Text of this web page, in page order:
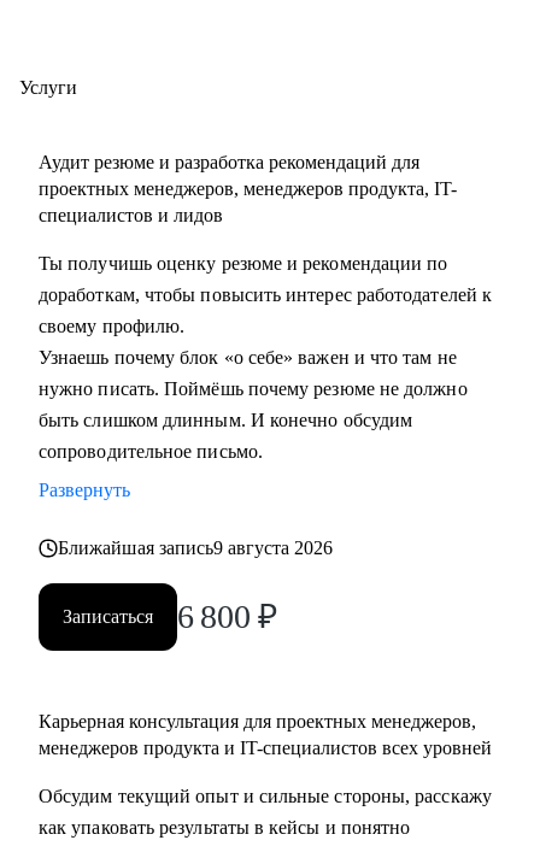
• Составить эффективное резюме
её достижения
• Разобрать любой продуктовый, управленческий или
• Дам рекомендации по управлению командой и её
развитию
Кому могу помочь:
• Начинающим и опытным управленцам
• Тем, кто хочет начать карьеру в IT в любом направлении
• Менеджерам продуктов, разработчикам, тестировщикам,
проектным менеджерам
карьеры
Услуги
Аудит резюме и разработка рекомендаций для
проектных менеджеров, менеджеров продукта, IT-
специалистов и лидов
Ты получишь оценку резюме и рекомендации по
доработкам, чтобы повысить интерес работодателей к
своему профилю.
Узнаешь почему блок «о себе» важен и что там не
нужно писать. Поймёшь почему резюме не должно
быть слишком длинным. И конечно обсудим
сопроводительное письмо.
Развернуть
Ближайшая запись9 августа 2026
Записаться 6 800 ₽
Карьерная консультация для проектных менеджеров,
менеджеров продукта и IT-специалистов всех уровней
Обсудим текущий опыт и сильные стороны, расскажу
как упаковать результаты в кейсы и понятно